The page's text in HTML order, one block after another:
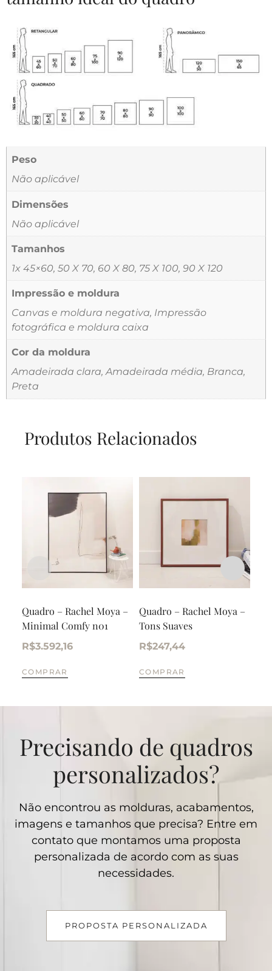
Peso
Não aplicável
Dimensões
Não aplicável
Tamanhos
1x 45×60, 50 X 70, 60 X 80, 75 X 100, 90 X 120
Impressão e moldura
Canvas e moldura negativa, Impressão
fotográfica e moldura caixa
Cor da moldura
Amadeirada clara, Amadeirada média, Branca,
Preta
Produtos Relacionados
Quadro – Rachel Moya –
Minimal Comfy n01
R$3.592,16
COMPRAR
Quadro – Rachel Moya –
Tons Suaves
R$247,44
COMPRAR
Precisando de quadros
personalizados?
Não encontrou as molduras, acabamentos,
imagens e tamanhos que precisa? Entre em
contato que montamos uma proposta
personalizada de acordo com as suas
necessidades.
PROPOSTA PERSONALIZADA